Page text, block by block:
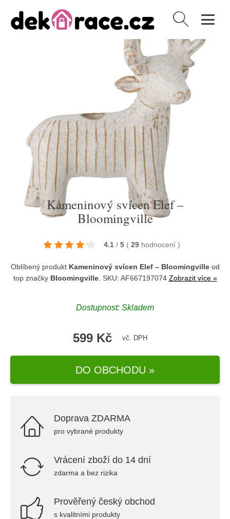
Vyhledávání
Kameninový svícen Elef –
Bloomingville
4.1 / 5 ( 29 hodnocení )
Oblíbený produkt Kameninový svícen Elef – Bloomingvilleod
top značky Bloomingville. SKU: AF667197074 Zobrazit více »
Dostupnost: Skladem
599 Kč vč. DPH
DO OBCHODU »
Doprava ZDARMA
pro vybrané produkty
Vrácení zboží do 14 dní
zdarma a bez rizika
Prověřený český obchod
s kvalitními produkty